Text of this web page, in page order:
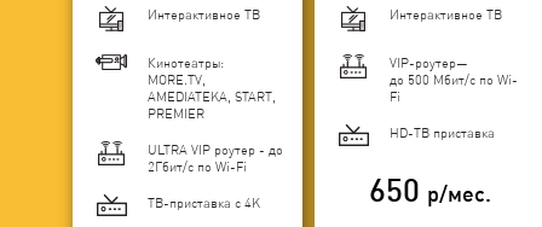
Интерактивное ТВ
Кинотеатры:
MORE.TV,
AMEDIATEKA, START,
PREMIER
ULTRA VIP роутер - до
2Гбит/c по Wi-Fi
ТВ-приставка с 4K
Интерактивное ТВ
VIP-роутер—
до 500 Мбит/с по Wi-
Fi
HD-ТВ приставка
650 р/мес.